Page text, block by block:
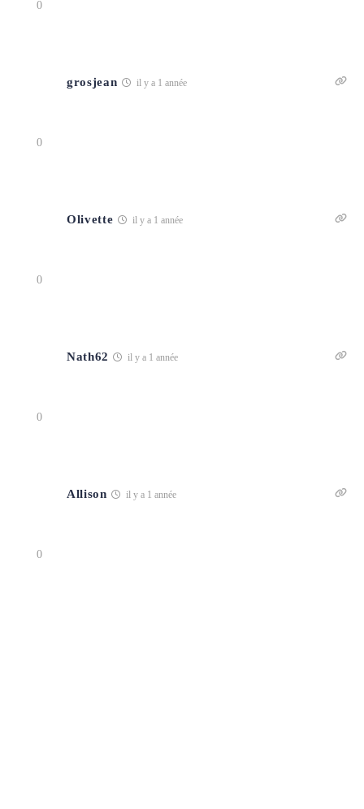
0
grosjean il y a 1 année
0
Olivette il y a 1 année
0
Nath62 il y a 1 année
0
Allison il y a 1 année
0